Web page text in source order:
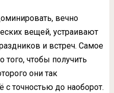
вечно
вещей, устраивают
и встреч. Самое
того, чтобы получить
они так
с точностью до наоборот.